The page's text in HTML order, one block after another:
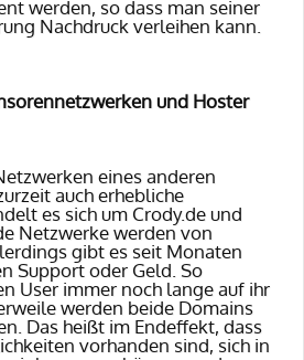
werden, so dass man seiner
Nachdruck verleihen kann.
und Hoster
eines anderen
auch erhebliche
es sich um Crody.de und
Netzwerke werden von
gibt es seit Monaten
Support oder Geld. So
User immer noch lange auf ihr
werden beide Domains
Das heißt im Endeffekt, dass
vorhanden sind, sich in